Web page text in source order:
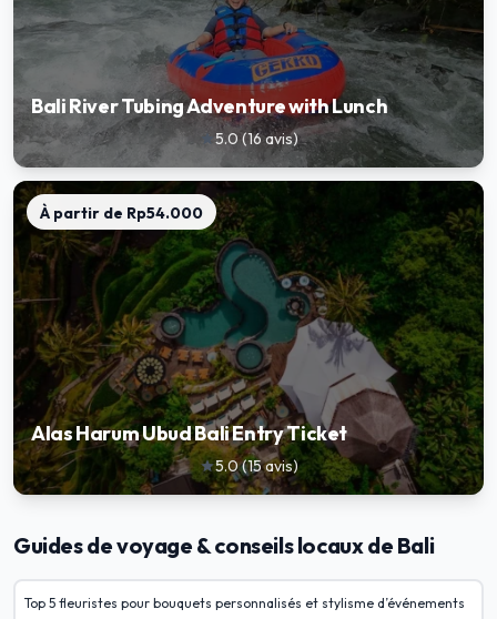
Bali River Tubing Adventure with Lunch
5.0 (16avis)
À partir de Rp54.000
Alas Harum Ubud Bali Entry Ticket
star5.0(15avis)
Guides de voyage & conseils locaux de Bali
Top 5 fleuristes pour bouquets personnalisés et stylisme d’événements